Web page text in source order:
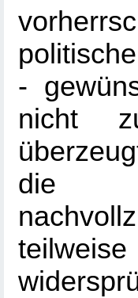
-
nicht
die
teilweise